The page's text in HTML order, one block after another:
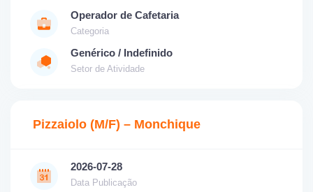
Operador de Cafetaria
Categoria
Genérico / Indefinido
Setor de Atividade
Pizzaiolo (M/F) – Monchique
2026-07-28
Data Publicação